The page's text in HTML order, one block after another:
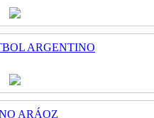
ARGENTINO
ARÁOZ